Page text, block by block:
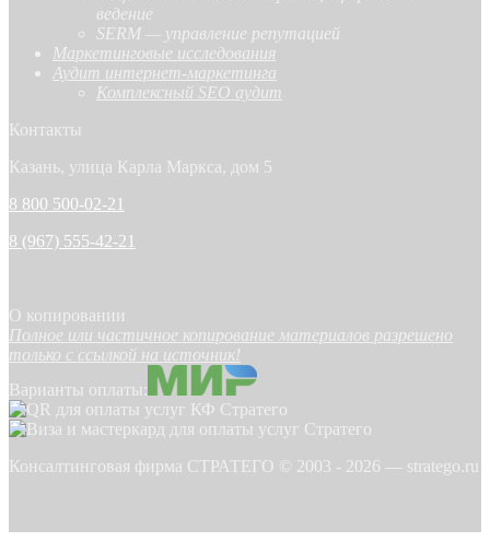
ведение
SERM — управление репутацией
Маркетинговые исследования
Аудит интернет-маркетинга
Комплексный SEO аудит
Контакты
Казань, улица Карла Маркса, дом 5
8 800 500-02-21
8 (967) 555-42-21
О копировании
Полное или частичное копирование материалов разрешено
только с ссылкой на источник!
Варианты оплаты:
Консалтинговая фирма СТРАТЕГО © 2003 - 2026 — stratego.ru